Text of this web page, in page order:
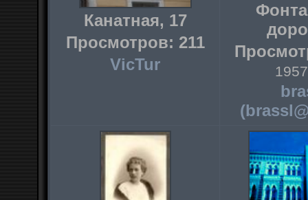
Канатная, 17
Просмотров: 211
VicTur